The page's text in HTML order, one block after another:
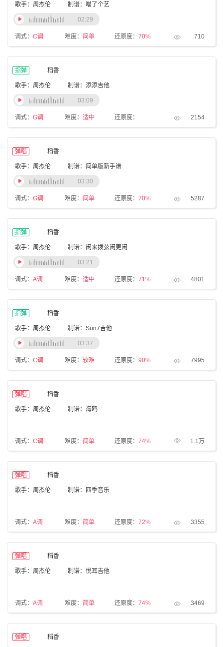
歌手：周杰伦 制谱：喵了个艺
调式： C调 难度： 简单 还原度： 70% 710
02:29
指弹 稻香
歌手：周杰伦 制谱：添添吉他
调式： G调 难度： 适中 还原度： 2154
03:09
弹唱 稻香
歌手：周杰伦 制谱：简单版新手谱
调式： G调 难度： 简单 还原度： 70% 5287
03:30
指弹 稻香
歌手：周杰伦 制谱：闲来拨弦闲更闲
调式： A调 难度： 适中 还原度： 71% 4801
03:21
指弹 稻香
歌手：周杰伦 制谱：Sun7吉他
调式： C调 难度： 较难 还原度： 90% 7995
03:37
弹唱 稻香
歌手：周杰伦 制谱：海鸥
调式： C调 难度： 简单 还原度： 74% 1.1万
弹唱 稻香
歌手：周杰伦 制谱：四季音乐
调式： A调 难度： 简单 还原度： 72% 3355
弹唱 稻香
歌手：周杰伦 制谱：悦耳吉他
调式： A调 难度： 简单 还原度： 74% 3469
弹唱 稻香